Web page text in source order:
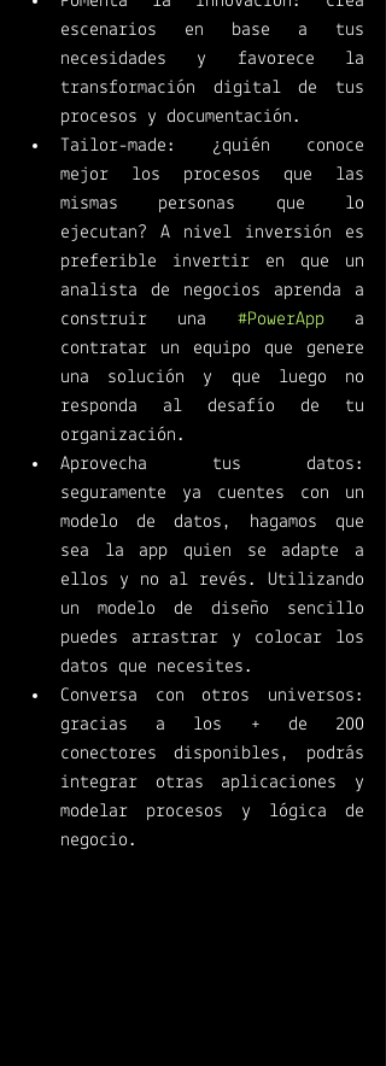
escenarios en base a tus
necesidades y favorece la
transformación digital de tus
procesos y documentación.
Tailor-made: ¿quién conoce
mejor los procesos que las
mismas personas que lo
ejecutan? A nivel inversión es
preferible invertir en que un
analista de negocios aprenda a
construir una #PowerApp a
contratar un equipo que genere
una solución y que luego no
responda al desafío de tu
organización.
Aprovecha tus datos:
seguramente ya cuentes con un
modelo de datos, hagamos que
sea la app quien se adapte a
ellos y no al revés. Utilizando
un modelo de diseño sencillo
puedes arrastrar y colocar los
datos que necesites.
Conversa con otros universos:
gracias a los + de 200
conectores disponibles, podrás
integrar otras aplicaciones y
modelar procesos y lógica de
negocio.